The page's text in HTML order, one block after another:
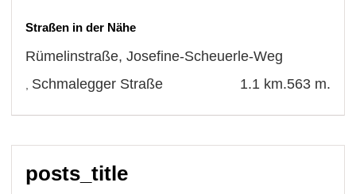
Straßen in der Nähe
Rümelinstraße,Josefine-Scheuerle-Weg
563 m.
Schmalegger Straße 1.1 km.
posts_title